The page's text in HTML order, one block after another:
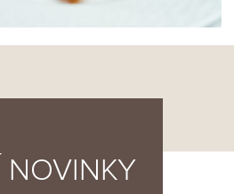
NOVINKY